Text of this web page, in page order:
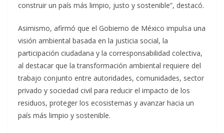
construir un país más limpio, justo y sostenible”, destacó.
Asimismo, afirmó que el Gobierno de México impulsa una
visión ambiental basada en la justicia social, la
participación ciudadana y la corresponsabilidad colectiva,
al destacar que la transformación ambiental requiere del
trabajo conjunto entre autoridades, comunidades, sector
privado y sociedad civil para reducir el impacto de los
residuos, proteger los ecosistemas y avanzar hacia un
país más limpio y sostenible.